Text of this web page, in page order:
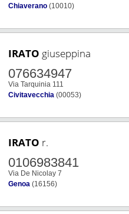
Chiaverano (10010)
IRATO giuseppina
076634947
Via Tarquinia 111
Civitavecchia (00053)
IRATO r.
0106983841
Via De Nicolay 7
Genoa (16156)